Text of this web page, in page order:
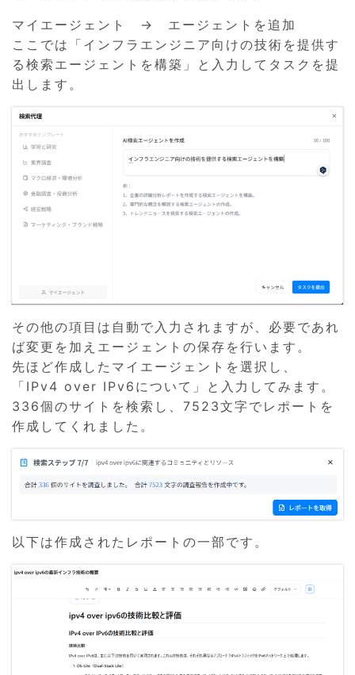
マイエージェント → エージェントを追加
ここでは「インフラエンジニア向けの技術を提供す
る検索エージェントを構築」と入力してタスクを提
出します。
その他の項目は自動で入力されますが、必要であれ
ば変更を加えエージェントの保存を行います。
先ほど作成したマイエージェントを選択し、
「IPv4 over IPv6について」と入力してみます。
336個のサイトを検索し、7523文字でレポートを
作成してくれました。
以下は作成されたレポートの一部です。